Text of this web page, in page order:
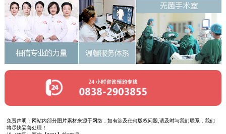
免责声明：网站内部分图片素材来源于网络，如有涉及任何版权问题,请及时与我们联系，我们
将尽快妥善处理！